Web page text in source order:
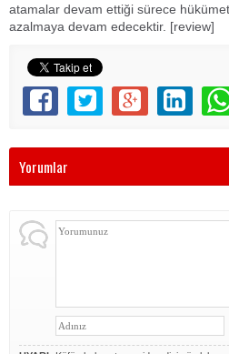
atamalar devam ettiği sürece
azalmaya devam edecektir. [review]
Yorumlar